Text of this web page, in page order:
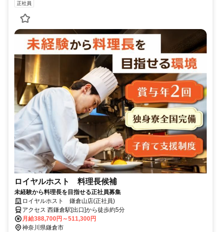
正社員
ロイヤルホスト 料理長候補
未経験から料理長を目指せる正社員募集
ロイヤルホスト 鎌倉山店(正社員)
アクセス 西鎌倉駅[出口]から徒歩約5分
月給388,700円～511,300円
神奈川県鎌倉市